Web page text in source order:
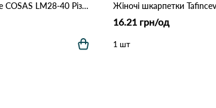
Носки женские COSAS LM28-40 Різні кольори
16.21 грн/од
1 шт